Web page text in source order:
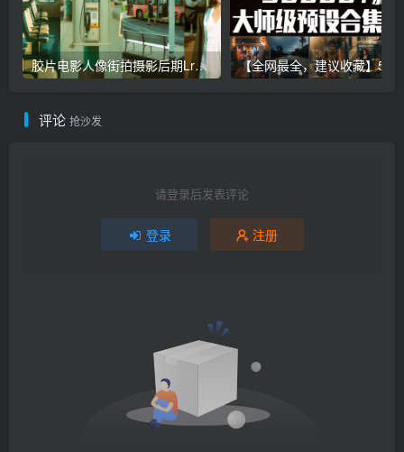
胶片电影人像街拍摄影后期Lr调色教程，手机滤镜PS+Lightroom预设下载！
评论 抢沙发
请登录后发表评论
登录 注册